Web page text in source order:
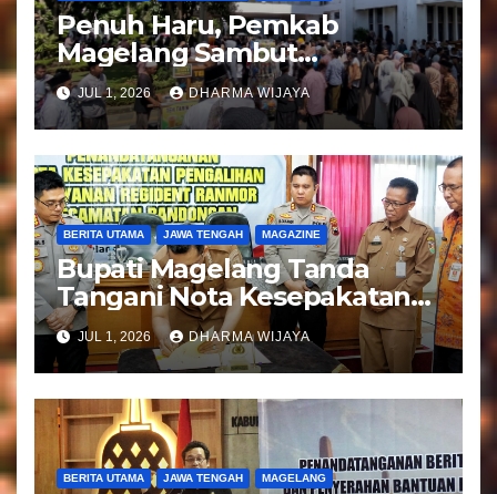
Penuh Haru, Pemkab
Magelang Sambut
Kepulangan Jemaah Haji
Kloter 81
JUL 1, 2026 DHARMA WIJAYA
BERITA UTAMA JAWA TENGAH MAGAZINE
Bupati Magelang Tanda
Tangani Nota Kesepakatan
Pengalihan Pelayanan
Regident Di Kecamatan
Bandongan
JUL 1, 2026 DHARMA WIJAYA
BERITA UTAMA JAWA TENGAH MAGELANG